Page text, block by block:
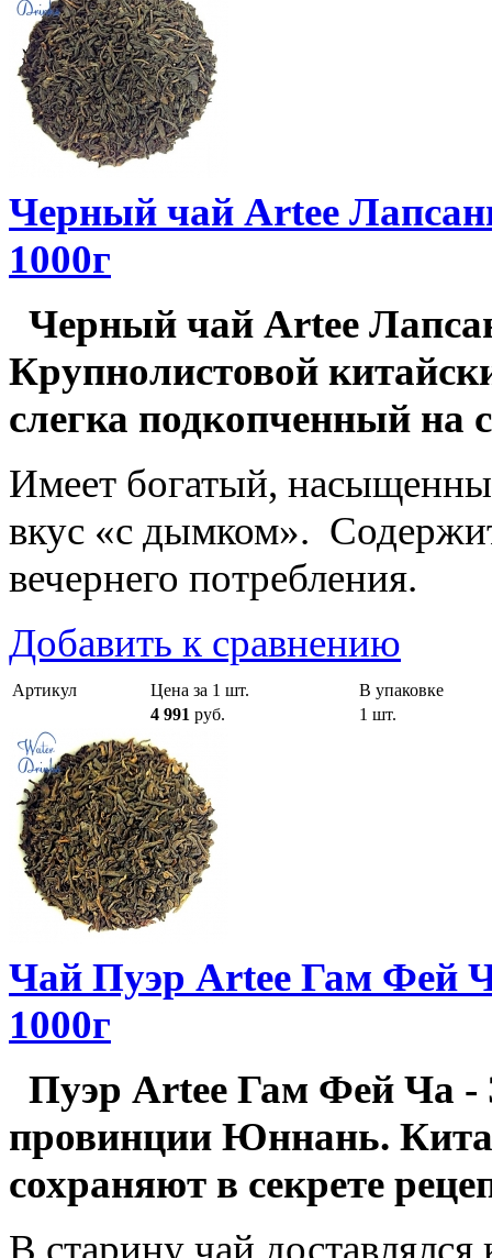
Черный чай Artee
1000г
Черный чай Artee
Крупнолистовой
слегка подкопченный на
Имеет богатый,
вкус «с дымком».
вечернего потребления.
Добавить к сравнению
Артикул Цена за 1 шт.
В упаковке
4 991 руб. 1 шт.
Чай Пуэр Artee Гам Фей
1000г
Пуэр Artee Гам Фей Ча -
провинции Юннань.
сохраняют в секрете
В старину чай